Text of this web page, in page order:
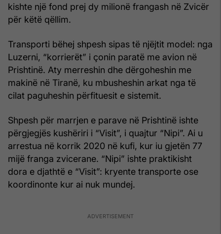
kishte një fond prej dy milionë frangash në Zvicër
për këtë qëllim.
Transporti bëhej shpesh sipas të njëjtit model: nga
Luzerni, “korrierët” i çonin paratë me avion në
Prishtinë. Aty merreshin dhe dërgoheshin me
makinë në Tiranë, ku mbusheshin arkat nga të
cilat paguheshin përfituesit e sistemit.
Shpesh për marrjen e parave në Prishtinë ishte
përgjegjës kushëriri i “Visit”, i quajtur “Nipi”. Ai u
arrestua në korrik 2020 në kufi, kur iu gjetën 77
mijë franga zvicerane. “Nipi” ishte praktikisht
dora e djathtë e “Visit”: kryente transporte ose
koordinonte kur ai nuk mundej.